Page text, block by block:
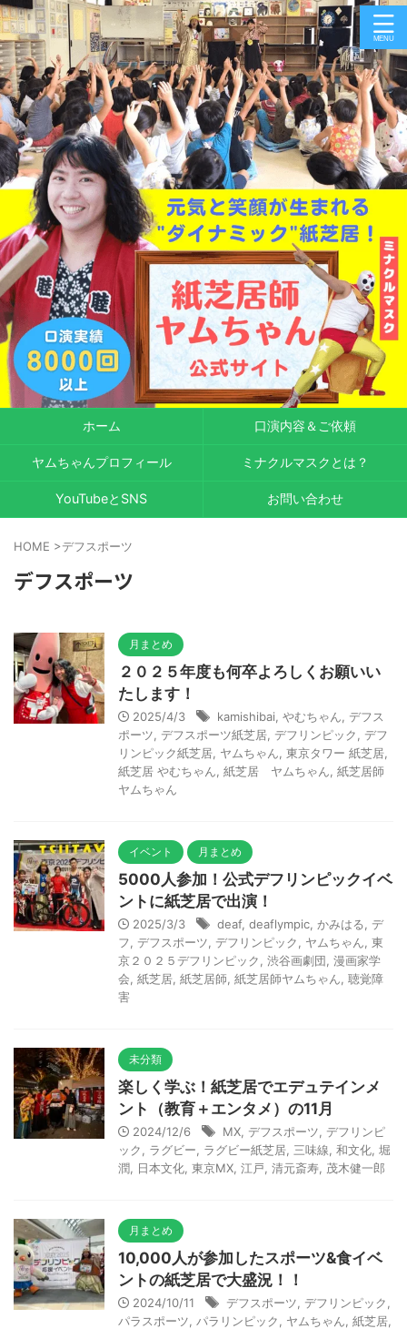
ホーム 口演内容＆ご依頼
ヤムちゃんプロフィール ミナクルマスクとは？
YouTubeとSNS お問い合わせ
HOME >デフスポーツ
デフスポーツ
月まとめ
２０２５年度も何卒よろしくお願いい
たします！
2025/4/3 kamishibai やむちゃん
デフス
ポーツ
デフスポーツ紙芝居 デフリンピック
デフ
リンピック紙芝居 ヤムちゃん 東京タワー 紙芝居
紙芝居 やむちゃん 紙芝居 ヤムちゃん 紙芝居師
ヤムちゃん
イベント 月まとめ
5000人参加！公式デフリンピックイベ
ントに紙芝居で出演！
2025/3/3 deaf, deaflympic かみはる
デ
フ
デフスポーツ デフリンピック ヤムちゃん 東
京２０２５デフリンピック
渋谷画劇団 漫画家学
会 紙芝居 紙芝居師 紙芝居師ヤムちゃん 聴覚障
害
未分類
楽しく学ぶ！紙芝居でエデュテインメ
ント（教育＋エンタメ）の11月
2024/12/6 MX デフスポーツ
デフリンピ
ック
ラグビー ラグビー紙芝居 三味線 和文化 堀
潤
日本文化 東京MX 江戸 清元斎寿 茂木健一郎
月まとめ
10,000人が参加したスポーツ&食イベ
ントの紙芝居で大盛況！！
2024/10/11 デフスポーツ デフリンピック
パラスポーツ
パラリンピック ヤムちゃん 紙芝居